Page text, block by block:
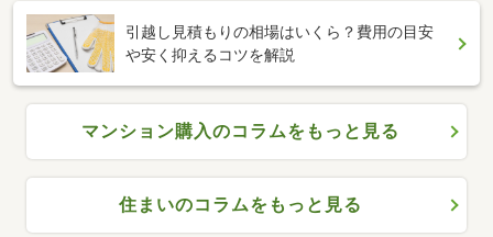
引越し見積もりの相場はいくら？費用の目安
や安く抑えるコツを解説
マンション購入のコラムをもっと見る
住まいのコラムをもっと見る